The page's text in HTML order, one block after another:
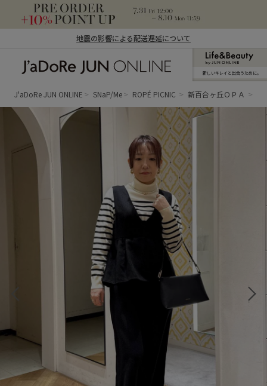
地震の影響による配送遅延について
ン オンライン）
新しいキレイと出合うために。
J'aDoRe JUN ONLINE SNaP/Me ROPÉ PICNIC 新百合ヶ丘ＯＰＡ